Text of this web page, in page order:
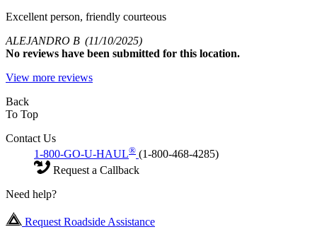
Excellent person, friendly courteous
ALEJANDRO B (11/10/2025)
No reviews have been submitted for this location.
View more reviews
Back
To Top
Contact Us
1-800-GO-U-HAUL® (1-800-468-4285)
Request a Callback
Need help?
Request Roadside Assistance